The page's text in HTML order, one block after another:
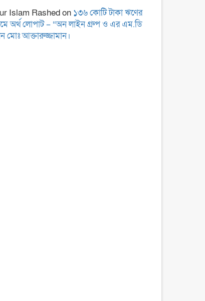
Islam Rashedon ১৩৬ কোটি টাকা ঋণের
অর্থ লোপাট – “অন লাইন গ্রুপ ও এর এম.ডি
মোঃ আক্তারুজ্জামান।